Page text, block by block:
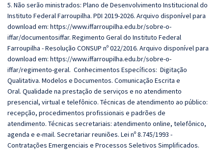
5. Não serão ministrados: Plano de Desenvolvimento Institucional do
Instituto Federal Farroupilha. PDI 2019-2026. Arquivo disponível para
download em: https://www.iffarroupilha.edu.br/sobre-o-
iffar/documentosiffar. Regimento Geral do Instituto Federal
Farroupilha - Resolução CONSUP nº 022/2016. Arquivo disponível para
download em: https://www.iffarroupilha.edu.br/sobre-o-
iffar/regimento-geral. Conhecimentos Específicos: Digitação
Qualitativa. Modelos e Documentos. Comunicação Escrita e
Oral. Qualidade na prestação de serviços e no atendimento
presencial, virtual e telefônico. Técnicas de atendimento ao público:
recepção, procedimentos profissionais e padrões de
atendimento. Técnicas secretariais: atendimento online, telefônico,
agenda e e-mail. Secretariar reuniões. Lei nº 8.745/1993 -
Contratações Emergenciais e Processos Seletivos Simplificados.